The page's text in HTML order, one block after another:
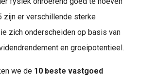
zijn er verschillende sterke
zich onderscheiden op basis van
en groeipotentieel.
we de 10 beste vastgoed